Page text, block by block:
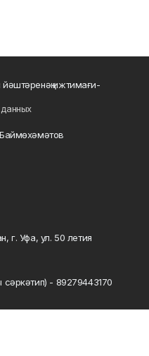
ижтимағи-
г. Уфа, ул. 50 летия
- 89279443170